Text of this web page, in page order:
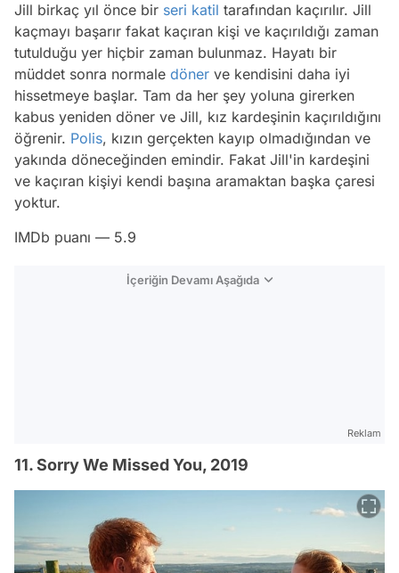
Jill birkaç yıl önce bir seri katil tarafından kaçırılır. Jill
kaçmayı başarır fakat kaçıran kişi ve kaçırıldığı zaman
tutulduğu yer hiçbir zaman bulunmaz. Hayatı bir
müddet sonra normale döner ve kendisini daha iyi
hissetmeye başlar. Tam da her şey yoluna girerken
kabus yeniden döner ve Jill, kız kardeşinin kaçırıldığını
öğrenir. Polis, kızın gerçekten kayıp olmadığından ve
yakında döneceğinden emindir. Fakat Jill'in kardeşini
ve kaçıran kişiyi kendi başına aramaktan başka çaresi
yoktur.
IMDb puanı — 5.9
İçeriğin Devamı Aşağıda
Reklam
11. Sorry We Missed You, 2019